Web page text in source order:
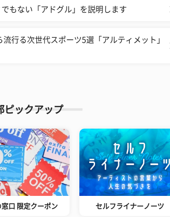
もない「アドグル」を説明します
行る次世代スポーツ5選「アルティメット」
ピックアップ
口 限定クーポン セルフライナーノーツ